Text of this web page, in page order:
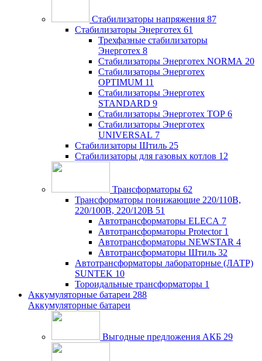
Стабилизаторы напряжения 87
Стабилизаторы Энерготех 61
Трехфазные стабилизаторы
Энерготех 8
Стабилизаторы Энерготех NORMA 20
Стабилизаторы Энерготех
OPTIMUM 11
Стабилизаторы Энерготех
STANDARD 9
Стабилизаторы Энерготех TOP 6
Стабилизаторы Энерготех
UNIVERSAL 7
Стабилизаторы Штиль 25
Стабилизаторы для газовых котлов 12
Трансформаторы 62
Трансформаторы понижающие 220/110В,
220/100В, 220/120В 51
Автотрансформаторы ELECA 7
Автотрансформаторы Protector 1
Автотрансформаторы NEWSTAR 4
Автотрансформаторы Штиль 32
Автотрансформаторы лабораторные (ЛАТР)
SUNTEK 10
Тороидальные трансформаторы 1
Аккумуляторные батареи 288
Аккумуляторные батареи
Выгодные предложения АКБ 29